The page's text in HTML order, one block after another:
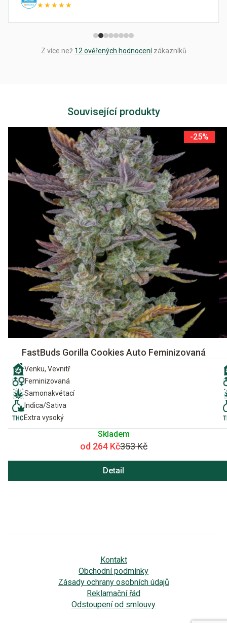
★★★★★
Z více než 12 ověřených hodnocenízákazníků
Související produkty
-25%
FastBuds Gorilla Cookies Auto Feminizovaná
Venku, Vevnitř
Feminizovaná
Samonakvétací
Indica/Sativa
Extra vysoký
Skladem
od 264 Kč353 Kč
Detail
Kontakt
Obchodní podmínky
Zásady ochrany osobních údajů
Reklamační řád
Odstoupení od smlouvy